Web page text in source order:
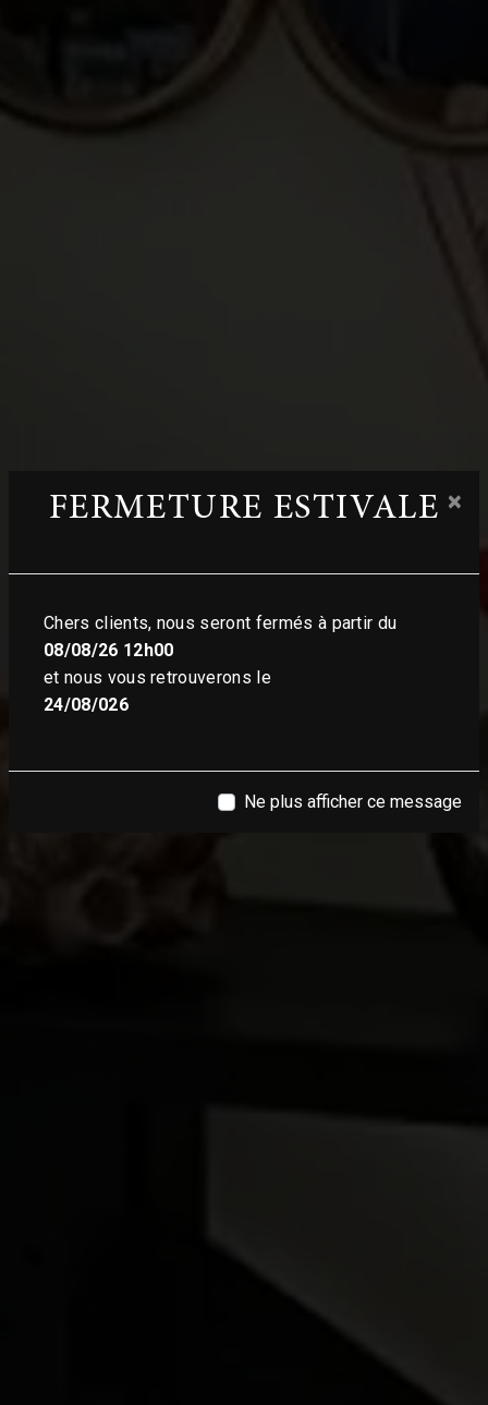
FERMETURE ESTIVALE ×
Chers clients, nous seront fermés à partir du
08/08/26 12h00
et nous vous retrouverons le
24/08/026
Ne plus afficher ce message